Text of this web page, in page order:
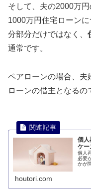
そして、夫の2000万
1000万円住宅ローン
分部分だけではなく、
通常です。
ペアローンの場合、夫
ローンの借主となるの
個人
ケー
個人
必要
かが
houtori.com